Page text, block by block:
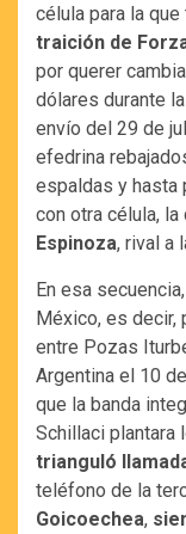
célula para la que
traición de
por querer
dólares durante
envío del 29 de
efedrina
espaldas y hasta
con otra célula,
Espinoza, rival a
En esa
México, es decir,
entre Pozas
Argentina el 10
que la banda
Schillaci plantara
trianguló
teléfono de la
Goicoechea,